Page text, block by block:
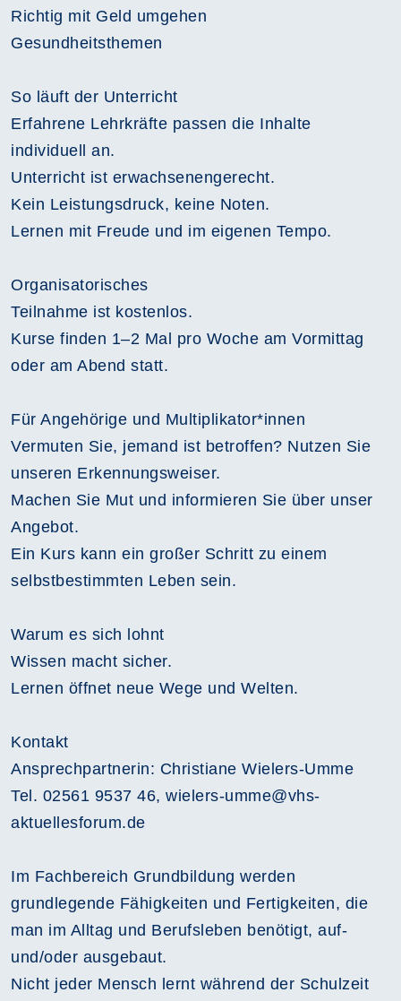
Richtig mit Geld umgehen
Gesundheitsthemen
So läuft der Unterricht
Erfahrene Lehrkräfte passen die Inhalte
individuell an.
Unterricht ist erwachsenengerecht.
Kein Leistungsdruck, keine Noten.
Lernen mit Freude und im eigenen Tempo.
Organisatorisches
Teilnahme ist kostenlos.
Kurse finden 1–2 Mal pro Woche am Vormittag
oder am Abend statt.
Für Angehörige und Multiplikator*innen
Vermuten Sie, jemand ist betroffen? Nutzen Sie
unseren Erkennungsweiser.
Machen Sie Mut und informieren Sie über unser
Angebot.
Ein Kurs kann ein großer Schritt zu einem
selbstbestimmten Leben sein.
Warum es sich lohnt
Wissen macht sicher.
Lernen öffnet neue Wege und Welten.
Kontakt
Ansprechpartnerin: Christiane Wielers-Umme
Tel. 02561 9537 46, wielers-umme@vhs-
aktuellesforum.de
Im Fachbereich Grundbildung werden
grundlegende Fähigkeiten und Fertigkeiten, die
man im Alltag und Berufsleben benötigt, auf-
und/oder ausgebaut.
Nicht jeder Mensch lernt während der Schulzeit